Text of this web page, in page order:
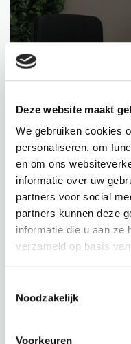
Deze website maakt
We gebruiken cookies
personaliseren, om
en om ons
informatie over uw
partners voor social
partners kunnen deze
informatie die u aan ze
verzameld op basis
Noodzakelijk
Voorkeuren
SHOWROOM
BREURE